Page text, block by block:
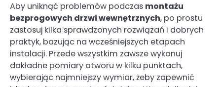
Aby uniknąć problemów podczas montażu
bezprogowych drzwi wewnętrznych, po prostu
zastosuj kilka sprawdzonych rozwiązań i dobrych
praktyk, bazując na wcześniejszych etapach
instalacji. Przede wszystkim zawsze wykonuj
dokładne pomiary otworu w kilku punktach,
wybierając najmniejszy wymiar, żeby zapewnić